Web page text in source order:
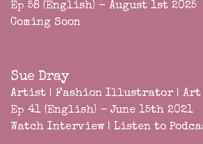
Ep 58 (English) - August 1st 2025
Coming Soon
Sue Dray
Artist | Fashion Illustrator | Art
Ep 41 (English) - June 15th 2021
Watch Interview | Listen to